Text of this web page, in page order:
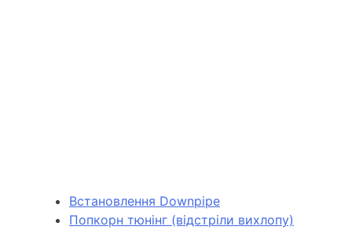
Встановлення Downpipe
Попкорн тюнінг (відстріли вихлопу)